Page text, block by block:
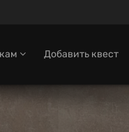
Добавить квест